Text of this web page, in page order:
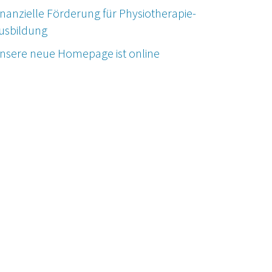
Förderung für Physiotherapie-
neue Homepage ist online